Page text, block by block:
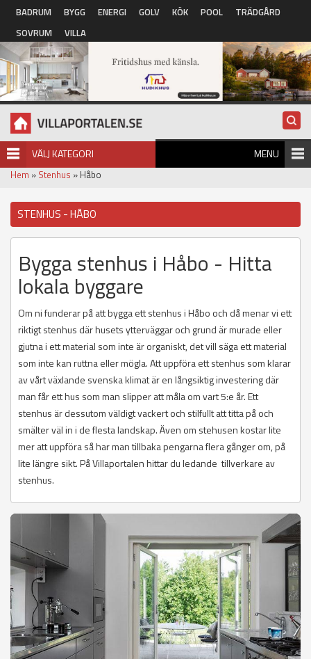
Hoppa till huvudinnehåll
BADRUM BYGG ENERGI GOLV KÖK POOL
TRÄDGÅRD
SOVRUM
VILLA
VÄLJ KATEGORI MENU
Hem » Stenhus » Håbo
STENHUS - HÅBO
Bygga stenhus i Håbo - Hitta
lokala byggare
Om ni funderar på att bygga ett stenhus i Håbo och då menar vi ett
riktigt stenhus där husets ytterväggar och grund är murade eller
gjutna i ett material som inte är organiskt, det vill säga ett material
som inte kan ruttna eller mögla. Att uppföra ett stenhus som klarar
av vårt växlande svenska klimat är en långsiktig investering där
man får ett hus som man slipper att måla om vart 5:e år. Ett
stenhus är dessutom väldigt vackert och stilfullt att titta på och
smälter väl in i de flesta landskap. Även om stehusen kostar lite
mer att uppföra så har man tillbaka pengarna flera gånger om, på
lite längre sikt. På Villaportalen hittar du ledande tillverkare av
stenhus.